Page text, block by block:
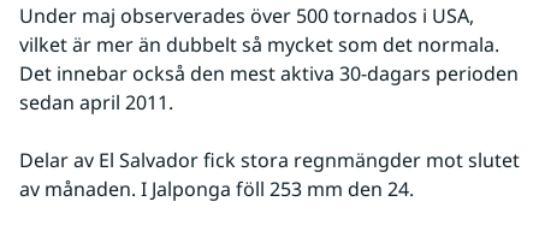
Under maj observerades över 500 tornados i USA,
vilket är mer än dubbelt så mycket som det normala.
Det innebar också den mest aktiva 30-dagars perioden
sedan april 2011.
Delar av El Salvador fick stora regnmängder mot slutet
av månaden. I Jalponga föll 253 mm den 24.